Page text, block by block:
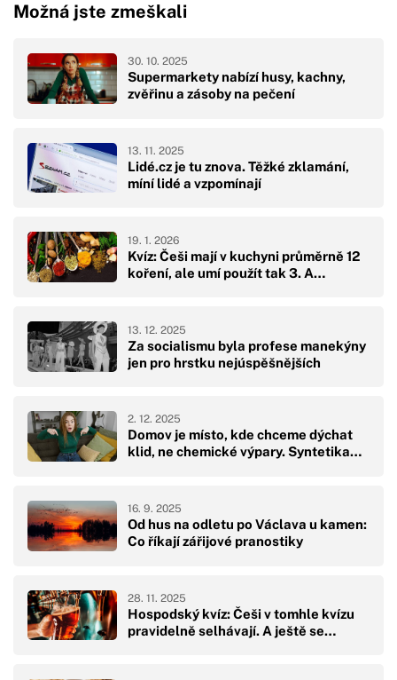
Možná jste zmeškali
Supermarkety nabízí husy, kachny,
zvěřinu a zásoby na pečení
30. 10. 2025
Lidé.cz je tu znova. Těžké zklamání,
míní lidé a vzpomínají
13. 11. 2025
Kvíz: Češi mají v kuchyni průměrně 12
koření, ale umí použít tak 3. A…
19. 1. 2026
Za socialismu byla profese manekýny
jen pro hrstku nejúspěšnějších
13. 12. 2025
Domov je místo, kde chceme dýchat
klid, ne chemické výpary. Syntetika…
2. 12. 2025
Od hus na odletu po Václava u kamen:
Co říkají zářijové pranostiky
16. 9. 2025
Hospodský kvíz: Češi v tomhle kvízu
pravidelně selhávají. A ještě se…
28. 11. 2025